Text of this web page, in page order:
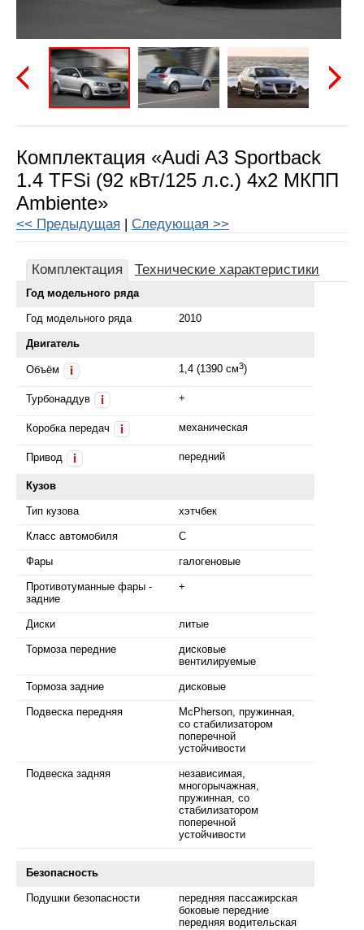
Комплектация «Audi A3 Sportback
1.4 TFSi (92 кВт/125 л.с.) 4x2 МКПП
Ambiente»
<< Предыдущая Следующая >>
Комплектация Технические характеристики
Год модельного ряда
Год модельного ряда 2010
Двигатель
Объём 1,4 (1390 см3)
Турбонаддув +
Коробка передач механическая
Привод передний
Кузов
Тип кузова хэтчбек
Класс автомобиля C
Фары галогеновые
Противотуманные фары -
задние
+
Диски литые
Тормоза передние
дисковые
вентилируемые
Тормоза задние дисковые
Подвеска передняя
McPherson, пружинная,
со стабилизатором
поперечной
устойчивости
Подвеска задняя
независимая,
многорычажная,
пружинная, со
стабилизатором
поперечной
устойчивости
Безопасность
Подушки безопасности
передняя пассажирская
боковые передние
передняя водительская